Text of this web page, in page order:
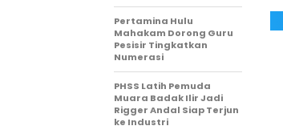
Pertamina Hulu
Mahakam Dorong Guru
Pesisir Tingkatkan
Numerasi
PHSS Latih Pemuda
Muara Badak Ilir Jadi
Rigger Andal Siap Terjun
ke Industri